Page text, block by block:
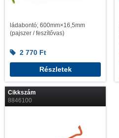
ládabontó; 600mm×16,5mm
(pajszer / feszítővas)
2 770 Ft
Részletek
Cikkszám
8846100